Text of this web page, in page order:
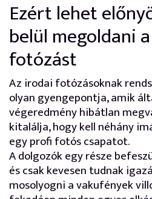
Ezért lehet
belül megoldani
fotózást
Az irodai fotózásoknak
olyan gyengepontja, amik
végeredmény hibátlan
kitalálja, hogy kell néhány
egy profi fotós csapatot.
A dolgozók egy része
és csak kevesen tudnak
mosolyogni a vakufények